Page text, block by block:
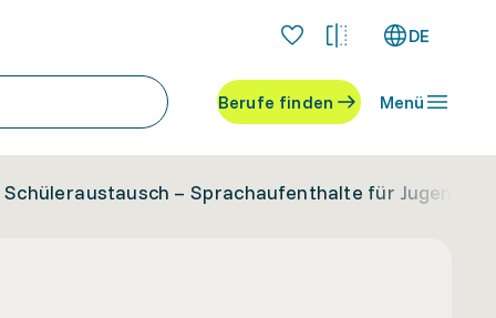
DE
Berufe finden Menü
– Sprachaufenthalte für